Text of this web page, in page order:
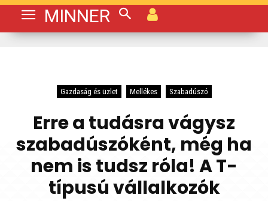
MINNER
Gazdaság és üzlet Mellékes Szabadúszó
Erre a tudásra vágysz
szabadúszóként, még ha
nem is tudsz róla! A T-
típusú vállalkozók